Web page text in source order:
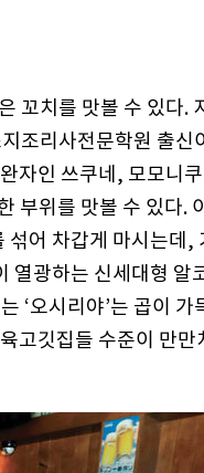
꼬치를 맛볼 수 있다.
조리사전문학원 출신
자인 쓰쿠네, 모모니
부위를 맛볼 수 있다.
어 차갑게 마시는데,
광하는 신세대형 알
‘오시리야’는 곱이 가
고깃집들 수준이 만만